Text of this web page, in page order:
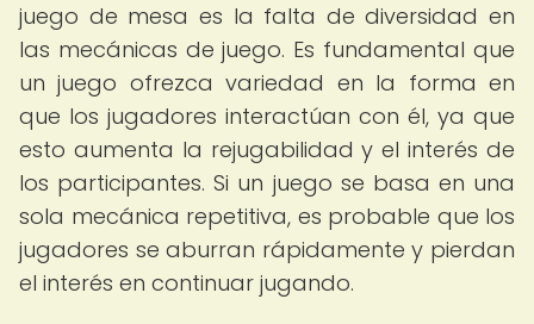
juego de mesa es la falta de diversidad en
las mecánicas de juego. Es fundamental que
un juego ofrezca variedad en la forma en
que los jugadores interactúan con él, ya que
esto aumenta la rejugabilidad y el interés de
los participantes. Si un juego se basa en una
sola mecánica repetitiva, es probable que los
jugadores se aburran rápidamente y pierdan
el interés en continuar jugando.